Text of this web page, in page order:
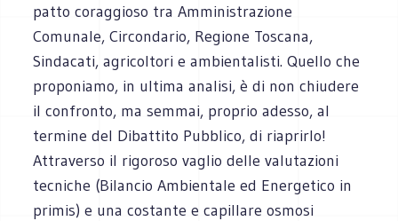
patto coraggioso tra Amministrazione
Comunale, Circondario, Regione Toscana,
Sindacati, agricoltori e ambientalisti. Quello che
proponiamo, in ultima analisi, è di non chiudere
il confronto, ma semmai, proprio adesso, al
termine del Dibattito Pubblico, di riaprirlo!
Attraverso il rigoroso vaglio delle valutazioni
tecniche (Bilancio Ambientale ed Energetico in
primis) e una costante e capillare osmosi